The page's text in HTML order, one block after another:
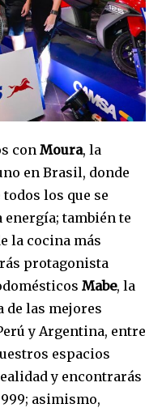
con Moura, la
en Brasil, donde
los que se
energía; también te
la cocina más
protagonista
Mabe, la
de las mejores
y Argentina, entre
espacios
y encontrarás
asimismo,